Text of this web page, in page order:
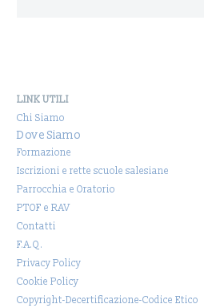
LINK UTILI
Chi Siamo
Dove Siamo
Formazione
Iscrizioni e rette scuole salesiane
Parrocchia e Oratorio
PTOF e RAV
Contatti
F.A.Q.
Privacy Policy
Cookie Policy
Copyright-Decertificazione-Codice Etico